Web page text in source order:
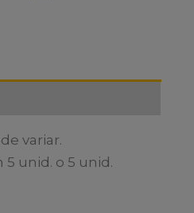
variar.
unid. o 5 unid.